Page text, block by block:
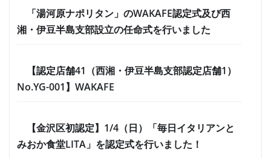
「湯河原ナポリタン」のWAKAFE認定式及び西
湘・伊豆半島支部設立の任命式を行いました
【認定店舗41（西湘・伊豆半島支部認定店舗1）
No.YG-001】WAKAFE
【金沢区初認定】1/4（日）「毎日イタリアンと
みおか食堂LITA」を認定式を行いました！